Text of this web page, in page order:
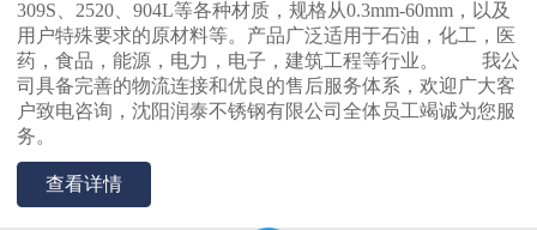
309S、2520、904L等各种材质，规格从0.3mm-60mm，以及
用户特殊要求的原材料等。产品广泛适用于石油，化工，医
药，食品，能源，电力，电子，建筑工程等行业。 我公
司具备完善的物流连接和优良的售后服务体系，欢迎广大客
户致电咨询，沈阳润泰不锈钢有限公司全体员工竭诚为您服
务。
查看详情